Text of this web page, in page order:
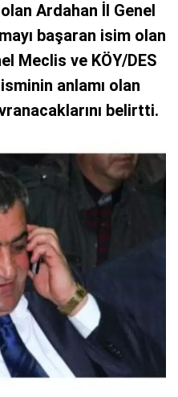
Ardahan İl Genel
başaran isim olan
Meclis ve KÖY/DES
anlamı olan
belirtti.